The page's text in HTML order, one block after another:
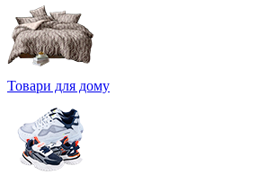
Товари для дому